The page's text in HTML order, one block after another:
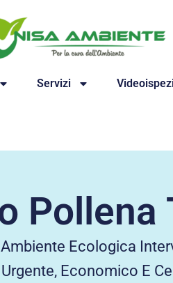
Servizi
Pollena
Ecologica
Economico E